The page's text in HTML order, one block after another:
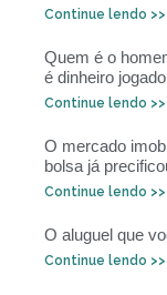
Continue lendo
Quem é o
é dinheiro
Continue lendo
O mercado
bolsa já
Continue lendo
O aluguel que
Continue lendo